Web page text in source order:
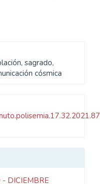
sagrado,
cósmica
DICIEMBRE